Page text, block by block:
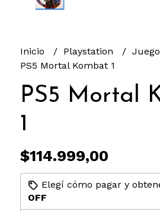
Inicio Playstation
PS5 Mortal Kombat 1
PS5 Mortal
1
$114.999,00
Elegí cómo pagar y
OFF